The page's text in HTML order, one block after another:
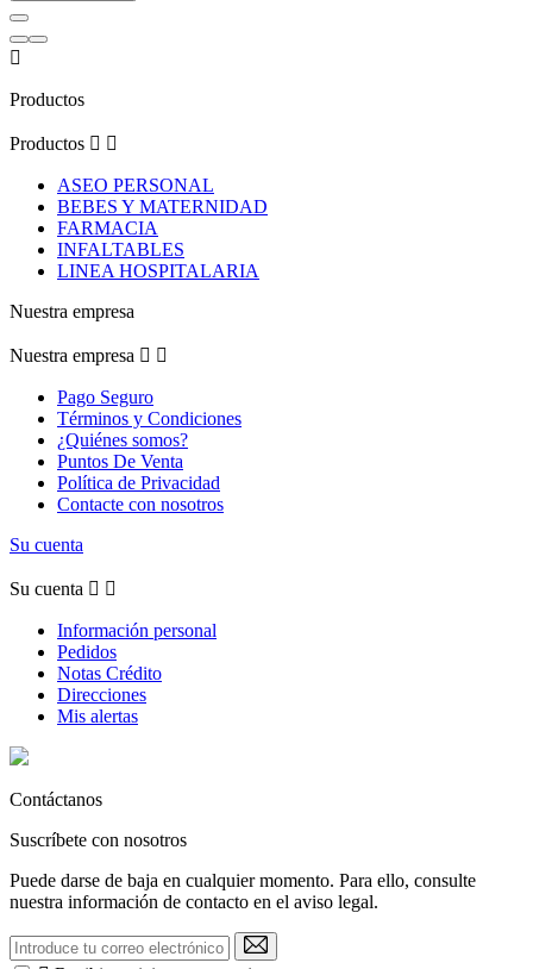

Productos
Productos  
ASEO PERSONAL
BEBES Y MATERNIDAD
FARMACIA
INFALTABLES
LINEA HOSPITALARIA
Nuestra empresa
Nuestra empresa  
Pago Seguro
Términos y Condiciones
¿Quiénes somos?
Puntos De Venta
Política de Privacidad
Contacte con nosotros
Su cuenta
Su cuenta  
Información personal
Pedidos
Notas Crédito
Direcciones
Mis alertas
Contáctanos
Suscríbete con nosotros
Puede darse de baja en cualquier momento. Para ello, consulte
nuestra información de contacto en el aviso legal.